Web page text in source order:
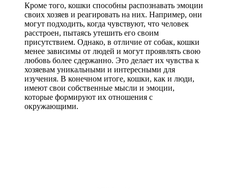
Кроме того, кошки способны распознавать эмоции
своих хозяев и реагировать на них. Например, они
могут подходить, когда чувствуют, что человек
расстроен, пытаясь утешить его своим
присутствием. Однако, в отличие от собак, кошки
менее зависимы от людей и могут проявлять свою
любовь более сдержанно. Это делает их чувства к
хозяевам уникальными и интересными для
изучения. В конечном итоге, кошки, как и люди,
имеют свои собственные мысли и эмоции,
которые формируют их отношения с
окружающими.